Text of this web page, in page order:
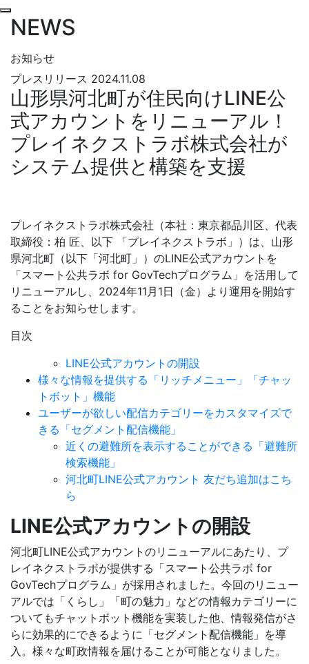
NEWS
お知らせ
プレスリリース 2024.11.08
山形県河北町が住民向けLINE公
式アカウントをリニューアル！
プレイネクストラボ株式会社が
システム提供と構築を支援
プレイネクストラボ株式会社（本社：東京都品川区、代表
取締役：柏 匠、以下 「プレイネクストラボ」）は、山形
県河北町（以下「河北町」）のLINE公式アカウントを
「スマート公共ラボ for GovTechプログラム」を活用して
リニューアルし、2024年11月1日（金）より運用を開始す
ることをお知らせします。
目次
LINE公式アカウントの開設
様々な情報を提供する「リッチメニュー」「チャッ
トボット」機能
ユーザーが欲しい配信カテゴリーをカスタマイズで
きる「セグメント配信機能」
近くの避難所を表示することができる「避難所
検索機能」
河北町LINE公式アカウント 友だち追加はこち
ら
LINE公式アカウントの開設
河北町LINE公式アカウントのリニューアルにあたり、プ
レイネクストラボが提供する「スマート公共ラボ for
GovTechプログラム」が採用されました。今回のリニュー
アルでは「くらし」「町の魅力」などの情報カテゴリーに
ついてもチャットボット機能を実装した他、情報発信がさ
らに効果的にできるように「セグメント配信機能」を導
入。様々な町政情報を届けることが可能となりました。